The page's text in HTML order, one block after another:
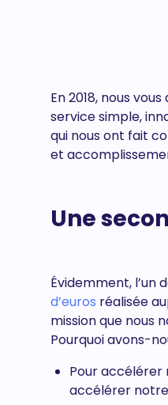
En 2018, nous
service simple,
qui nous ont fait
et
Une
Évidemment, l’un
d’euros réalisée
mission que nous
Pourquoi avons-
Pour accélérer
accélérer notre